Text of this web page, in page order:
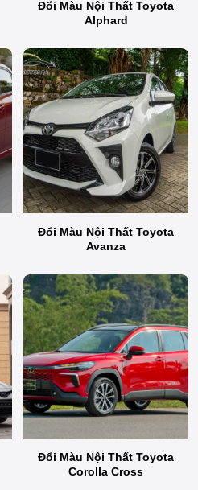
Đổi Màu Nội Thất Toyota
Alphard
Đổi Màu Nội Thất Toyota
Avanza
Đổi Màu Nội Thất Toyota
Corolla Cross